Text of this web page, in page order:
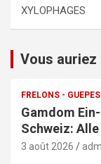
XYLOPHAGES
Vous
FRELONS -
Gamdom
Schweiz:
3 août 2026